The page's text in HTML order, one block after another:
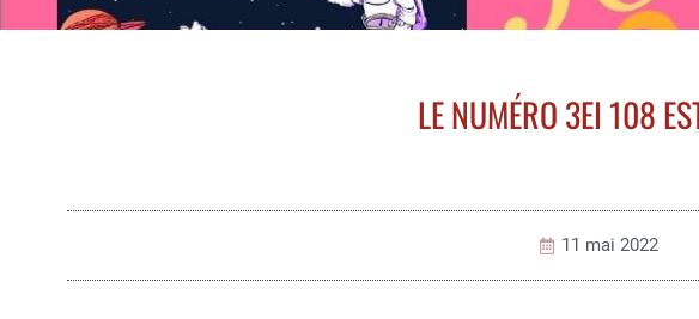
LE NUMÉRO 3EI 108
11 mai 2022